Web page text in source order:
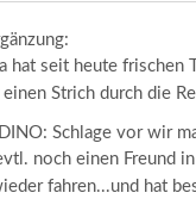
hat seit heute frischen
Strich durch die
Schlage vor wir
noch einen Freund
fahren...und hat